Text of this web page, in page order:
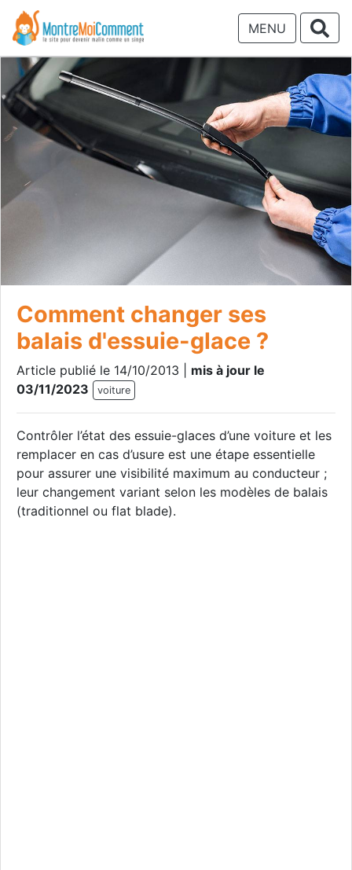
MENU
Comment changer ses
balais d'essuie-glace ?
Article publié le 14/10/2013 | mis à jour le
03/11/2023
voiture
Contrôler l’état des essuie-glaces d’une voiture et les
remplacer en cas d’usure est une étape essentielle
pour assurer une visibilité maximum au conducteur ;
leur changement variant selon les modèles de balais
(traditionnel ou flat blade).